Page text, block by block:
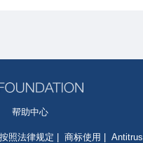
帮助中心
按照法律规定 商标使用